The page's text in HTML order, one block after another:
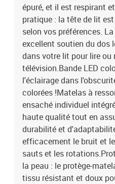
épuré, et il est respirant
pratique : la tête de lit
selon vos préférences.
excellent soutien du dos
dans votre lit pour lire ou
télévision.Bande LED
l'éclairage dans
colorées !Matelas à
ensaché individuel
haute qualité tout en
durabilité et
efficacement le bruit et
sauts et les
la peau : le protège-
tissu résistant et doux